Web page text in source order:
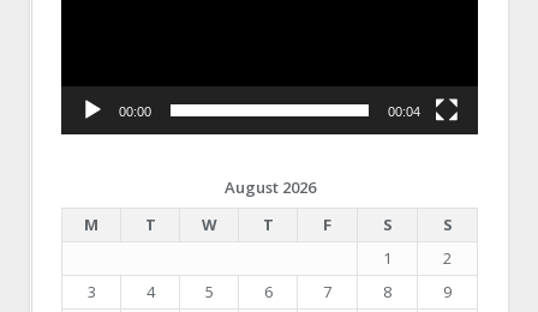
00:00 00:04
August 2026
M
T W T F S
S
1
2
3
4 5 6 7 8
9